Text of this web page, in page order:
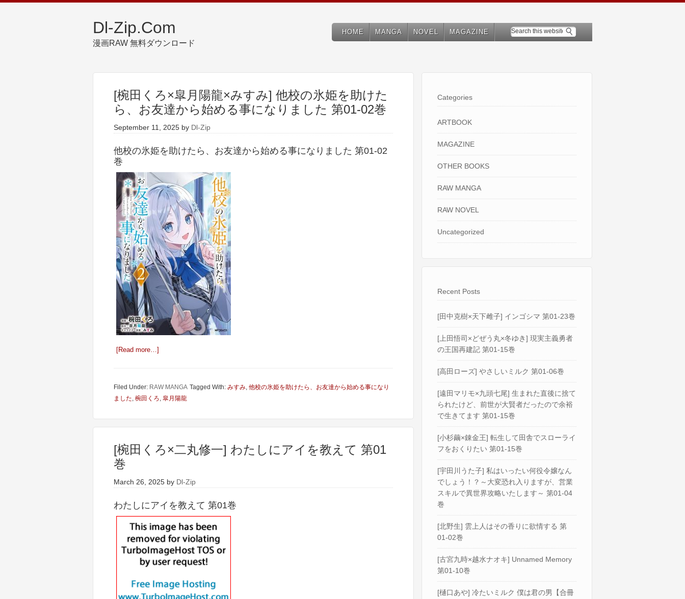
Dl-Zip.Com
漫画RAW 無料ダウンロード
HOME MANGA NOVEL MAGAZINE
[椀田くろ×皐月陽龍×みすみ] 他校の氷姫を助けた
ら、お友達から始める事になりました 第01-02巻
September 11, 2025 by Dl-Zip
他校の氷姫を助けたら、お友達から始める事になりました 第01-02
巻
[Read more…]
Filed Under: RAW MANGA Tagged With: みすみ, 他校の氷姫を助けたら、お友達から始める事になり
ました, 椀田くろ, 皐月陽龍
[椀田くろ×二丸修一] わたしにアイを教えて 第01
巻
March 26, 2025 by Dl-Zip
わたしにアイを教えて 第01巻
Categories
ARTBOOK
MAGAZINE
OTHER BOOKS
RAW MANGA
RAW NOVEL
Uncategorized
Recent Posts
[田中克樹×天下雌子] インゴシマ 第01-23巻
[上田悟司×どぜう丸×冬ゆき] 現実主義勇者
の王国再建記 第01-15巻
[高田ローズ] やさしいミルク 第01-06巻
[遠田マリモ×九頭七尾] 生まれた直後に捨て
られたけど、前世が大賢者だったので余裕
で生きてます 第01-15巻
[小杉繭×錬金王] 転生して田舎でスローライ
フをおくりたい 第01-15巻
[宇田川うた子] 私はいったい何役令嬢なん
でしょう！？～大変恐れ入りますが、営業
スキルで異世界攻略いたします～ 第01-04
巻
[北野生] 雲上人はその香りに欲情する 第
01-02巻
[古宮九時×越水ナオキ] Unnamed Memory
第01-10巻
[樋口あや] 冷たいミルク 僕は君の男【合冊